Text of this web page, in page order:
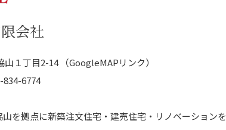
会社
山１丁目2-14 （GoogleMAPリンク）
834-6774
を拠点に新築注文住宅・建売住宅・リノベーションを